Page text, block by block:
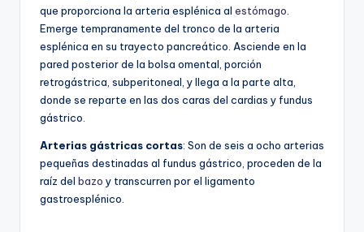
que proporciona la arteria esplénica al estómago
Emerge tempranamente del tronco de la arteria
esplénica en su trayecto pancreático. Asciende en la
pared posterior de la bolsa omental, porción
retrogástrica, subperitoneal, y llega a la parte alta,
donde se reparte en las dos caras del cardias y fundus
gástrico.
Arterias gástricas cortas: Son de seis a ocho arterias
pequeñas destinadas al fundus gástrico, proceden de la
raíz del bazo y transcurren por el ligamento
gastroesplénico.